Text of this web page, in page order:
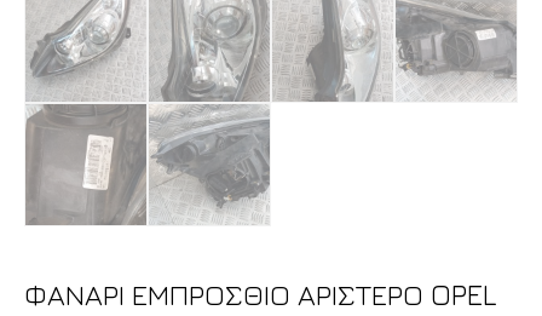
ΦΑΝΑΡΙ ΕΜΠΡΟΣΘΙΟ ΑΡΙΣΤΕΡΟ OPEL